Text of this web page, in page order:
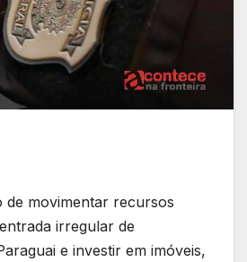
de movimentar recursos
irregular de
e investir em imóveis,